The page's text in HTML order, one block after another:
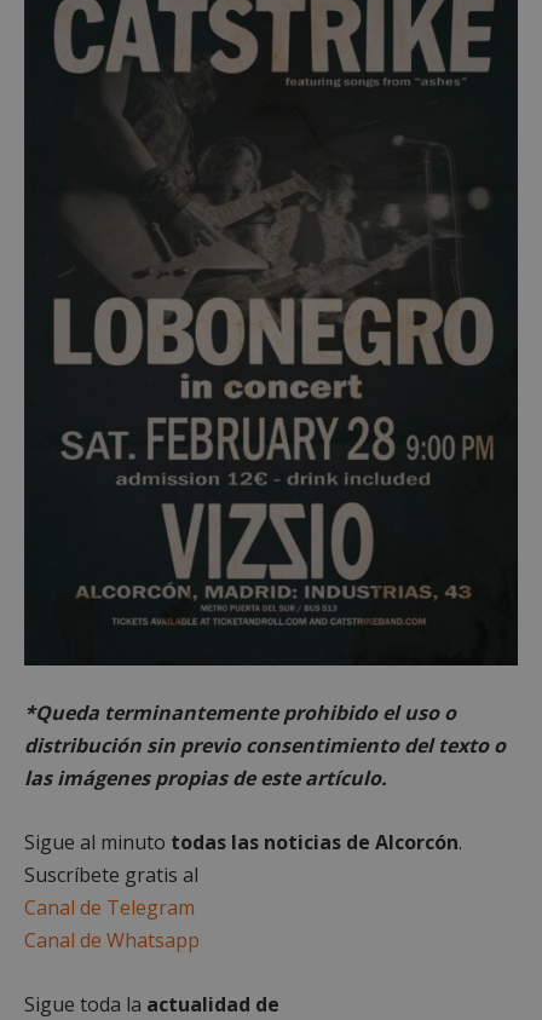
*Queda terminantemente prohibido el uso o
distribución sin previo consentimiento del texto o
las imágenes propias de este artículo.
Sigue al minuto todas las noticias de Alcorcón.
Suscríbete gratis al
Canal de Telegram
Canal de Whatsapp
Sigue toda la actualidad de
Cookies de funcionalidad
Cookies no clasificadas
Las cookies estrictamente necesarias permiten la
funcionalidad principal del sitio web, como el
inicio de sesión de usuario y la gestión de cuentas.
El sitio web no se puede utilizar correctamente sin
las cookies estrictamente necesarias.
Proveedor
PHPSESSID
PHP.net
alcorconhoy.com
Sesión
AWSALBCORS
Google